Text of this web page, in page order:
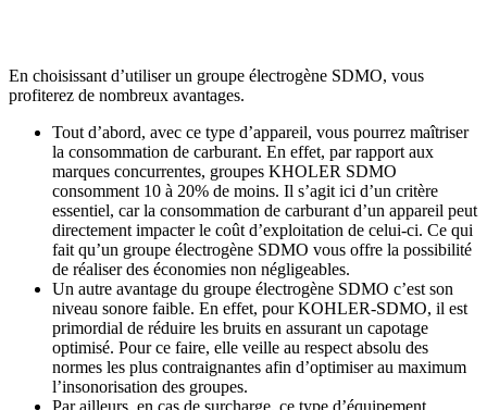
En choisissant d’utiliser un groupe électrogène SDMO, vous
profiterez de nombreux avantages.
Tout d’abord, avec ce type d’appareil, vous pourrez maîtriser
la consommation de carburant. En effet, par rapport aux
marques concurrentes, groupes KHOLER SDMO
consomment 10 à 20% de moins. Il s’agit ici d’un critère
essentiel, car la consommation de carburant d’un appareil peut
directement impacter le coût d’exploitation de celui-ci. Ce qui
fait qu’un groupe électrogène SDMO vous offre la possibilité
de réaliser des économies non négligeables.
Un autre avantage du groupe électrogène SDMO c’est son
niveau sonore faible. En effet, pour KOHLER-SDMO, il est
primordial de réduire les bruits en assurant un capotage
optimisé. Pour ce faire, elle veille au respect absolu des
normes les plus contraignantes afin d’optimiser au maximum
l’insonorisation des groupes.
Par ailleurs, en cas de surcharge, ce type d’équipement